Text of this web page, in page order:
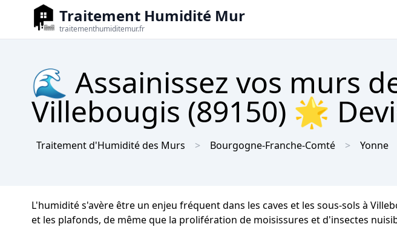
Traitement Humidité Mur
traitementhumiditemur.fr
🌊 Assainissez vos murs
Villebougis (89150) 🌟
Traitement d'Humidité des Murs Bourgogne-Franche-Comté Yonne
L'humidité s'avère être un enjeu fréquent dans les caves et les sous-sols à
et les plafonds, de même que la prolifération de moisissures et d'insectes